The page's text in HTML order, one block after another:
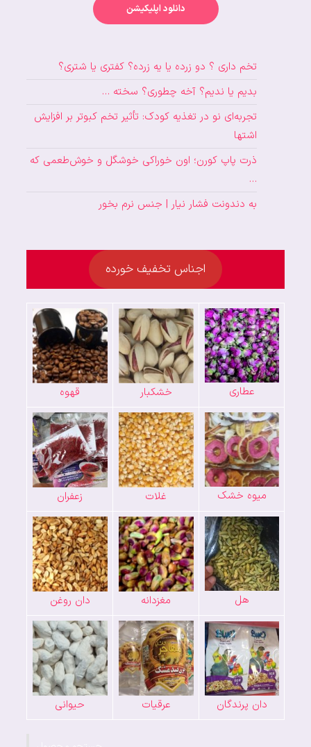
دانلود اپلیکیشن
تخم داری ؟ دو زرده یا یه زرده؟ کفتری یا شتری؟
بدیم یا ندیم؟ آخه چطوری؟ سخته …
تجربه‌ای نو در تغذیه کودک: تأثیر تخم کبوتر بر افزایش
اشتها
ذرت پاپ کورن؛ اون خوراکی خوشگل و خوش‌طعمی که
…
به دندونت فشار نیار | جنس نرم بخور
اجناس تخفیف خورده
عطاری خشکبار قهوه
میوه خشک غلات زعفران
هل مغزدانه دان روغن
دان پرندگان عرقیات حیوانی